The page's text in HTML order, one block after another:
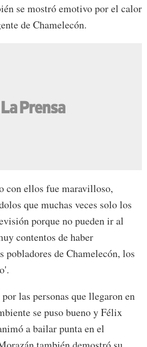
se mostró emotivo por el calor
de Chamelecón.
con ellos fue maravilloso,
que muchas veces solo los
porque no pueden ir al
contentos de haber
pobladores de Chamelecón, los
las personas que llegaron en
se puso bueno y Félix
a bailar punta en el